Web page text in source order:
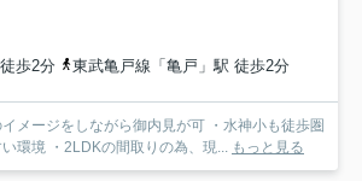
歩2分
東武亀戸線「亀戸」駅 徒歩2分
メージをしながら御内見が可 ・水神小も徒歩圏
環境 ・2LDKの間取りの為、現... もっと見る